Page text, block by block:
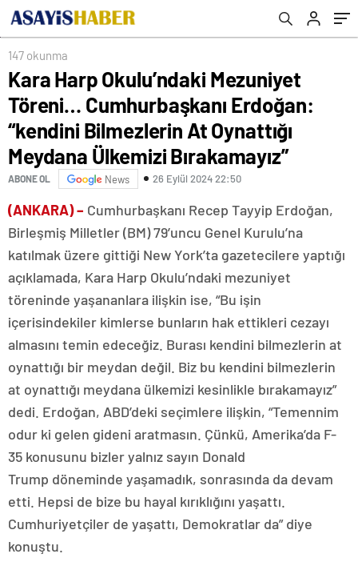
Bilmezlerin At Oynattığı Meydana Ülkemizi
Bırakamayız”
147 okunma
Kara Harp Okulu’ndaki Mezuniyet
Töreni… Cumhurbaşkanı Erdoğan:
“kendini Bilmezlerin At Oynattığı
Meydana Ülkemizi Bırakamayız”
ABONE OL News 26 Eylül 2024 22:50
(ANKARA) – Cumhurbaşkanı Recep Tayyip Erdoğan,
Birleşmiş Milletler (BM) 79’uncu Genel Kurulu’na
katılmak üzere gittiği New York’ta gazetecilere yaptığı
açıklamada, Kara Harp Okulu’ndaki mezuniyet
töreninde yaşananlara ilişkin ise, “Bu işin
içerisindekiler kimlerse bunların hak ettikleri cezayı
almasını temin edeceğiz. Burası kendini bilmezlerin at
oynattığı bir meydan değil. Biz bu kendini bilmezlerin
at oynattığı meydana ülkemizi kesinlikle bırakamayız”
dedi. Erdoğan, ABD’deki seçimlere ilişkin, “Temennim
odur ki gelen gideni aratmasın. Çünkü, Amerika’da F-
35 konusunu bizler yalnız sayın Donald
Trump döneminde yaşamadık, sonrasında da devam
etti. Hepsi de bize bu hayal kırıklığını yaşattı.
Cumhuriyetçiler de yaşattı, Demokratlar da” diye
konuştu.